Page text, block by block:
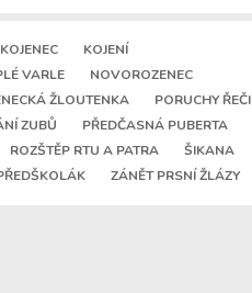
KOJENEC
KOJENÍ
VARLE
NOVOROZENEC
ŽLOUTENKA
PORUCHY ŘEČI
ZUBŮ
PŘEDČASNÁ PUBERTA
ROZŠTĚP RTU A PATRA
ŠIKANA
ZÁNĚT PRSNÍ ŽLÁZY